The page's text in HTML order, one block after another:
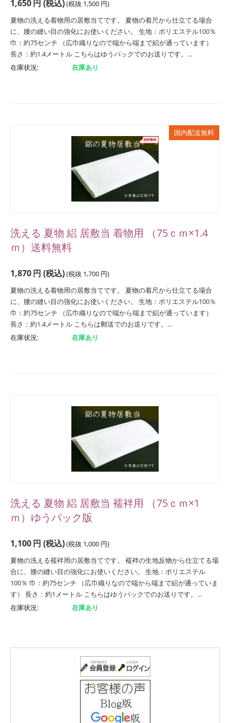
1,650 円 (税込)(税抜 1,500 円)
夏物の洗える着物用の居敷当てです。 夏物の着尺から仕立てる場合
に、腰の縫い目の強化にお使いください。 生地：ポリエステル100％
巾：約75センチ （広巾織りなので端から端まで絽が通っています）
長さ：約1.4メートル こちらはゆうパックでのお送りです。...
在庫状況:
在庫あり
国内配送無料
洗える 夏物 絽 居敷当 着物用 （75ｃｍ×1.4
ｍ）送料無料
1,870円 (税込)(税抜 1,700 円)
夏物の洗える着物用の居敷当てです。 夏物の着尺から仕立てる場合
に、腰の縫い目の強化にお使いください。 生地：ポリエステル100％
巾：約75センチ （広巾織りなので端から端まで絽が通っています）
長さ：約1.4メートル こちらは郵送でのお送りです。...
在庫状況:
在庫あり
洗える 夏物 絽 居敷当 襦袢用 （75ｃｍ×1
ｍ）ゆうパック版
1,100円 (税込)(税抜 1,000 円)
夏物の洗える襦袢用の居敷当てです。 襦袢の生地反物から仕立てる場
合に、腰の縫い目の強化にお使いください。 生地：ポリエステル
100％ 巾：約75センチ （広巾織りなので端から端まで絽が通っていま
す） 長さ：約1メートル こちらはゆうパックでのお送りです。...
在庫状況:
在庫あり